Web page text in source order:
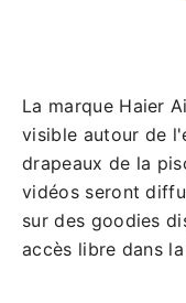
La marque Haier
visible autour de
drapeaux de la
vidéos seront
sur des goodies
accès libre dans